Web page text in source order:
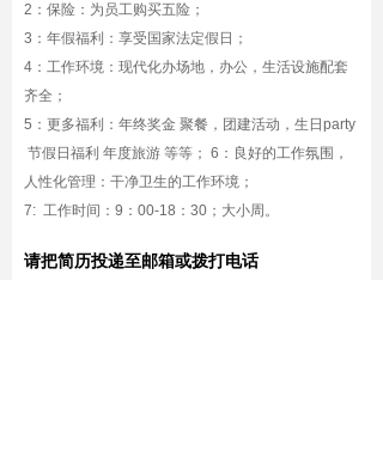
2：保险：为员工购买五险；
3：年假福利：享受国家法定假日；
4：工作环境：现代化办场地，办公，生活设施配套
齐全；
5：更多福利：年终奖金 聚餐，团建活动，生日party
节假日福利 年度旅游 等等； 6：良好的工作氛围，
人性化管理：干净卫生的工作环境；
7: 工作时间：9：00-18：30；大小周。
请把简历投递至邮箱或拨打电话